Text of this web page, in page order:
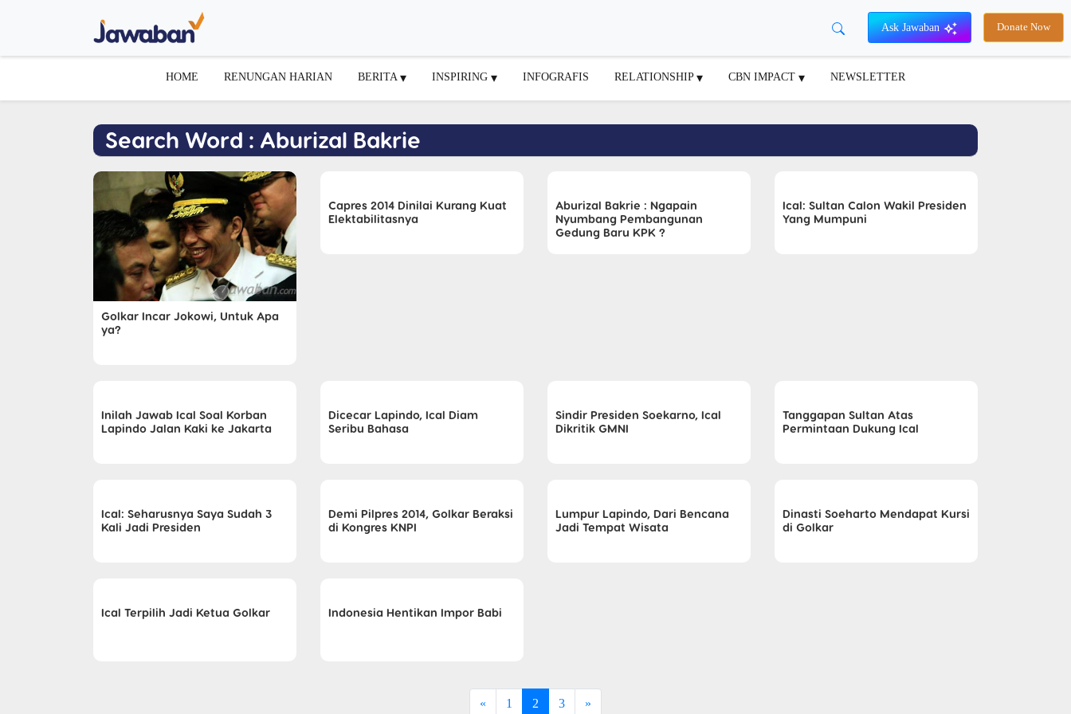
Ask Jawaban Donate Now
HOME RENUNGAN HARIAN BERITA INSPIRING INFOGRAFIS RELATIONSHIP CBN IMPACT NEWSLETTER
Search Word : Aburizal Bakrie
Golkar Incar Jokowi, Untuk Apa
ya?
Capres 2014 Dinilai Kurang Kuat
Elektabilitasnya
Aburizal Bakrie : Ngapain
Nyumbang Pembangunan
Gedung Baru KPK ?
Ical: Sultan Calon Wakil Presiden
Yang Mumpuni
Inilah Jawab Ical Soal Korban
Lapindo Jalan Kaki ke Jakarta
Dicecar Lapindo, Ical Diam
Seribu Bahasa
Sindir Presiden Soekarno, Ical
Dikritik GMNI
Tanggapan Sultan Atas
Permintaan Dukung Ical
Ical: Seharusnya Saya Sudah 3
Kali Jadi Presiden
Demi Pilpres 2014, Golkar Beraksi
di Kongres KNPI
Lumpur Lapindo, Dari Bencana
Jadi Tempat Wisata
Dinasti Soeharto Mendapat Kursi
di Golkar
Ical Terpilih Jadi Ketua Golkar Indonesia Hentikan Impor Babi
« 1 2 3 »